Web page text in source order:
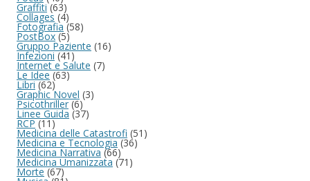
Graffiti(63)
Collages (4)
Fotografia (58)
PostBox(5)
Gruppo Paziente (16)
Infezioni(41)
Internet e Salute (7)
Le Idee(63)
Libri(62)
Graphic Novel (3)
Psicothriller(6)
Linee Guida (37)
RCP(11)
Medicina delle Catastrofi (51)
Medicina e Tecnologia(36)
Medicina Narrativa(66)
Medicina Umanizzata (71)
Morte(67)